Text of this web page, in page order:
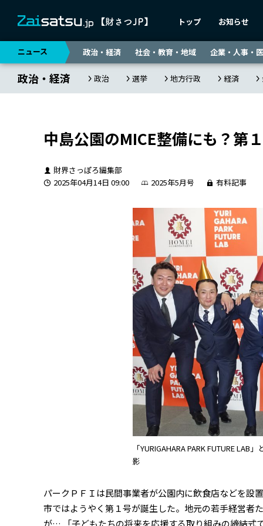
トップ お知らせ
ニュース 政治・経済 社会・教育・地域 企業・人事・
政治・経済 政治 選挙 地方行政 経済
中島公園のMICE整備にも？第
財界さっぽろ編集部
2025年04月14日 09:00
2025年5月号 有料記事
「YURIGAHARA PARK FUTURE
影
パークＰＦＩは民間事業者が公園内に飲食店などを設
市ではようやく第１号が誕生した。地元の若手経営者
が… 「子どもたちの将来を応援する取り組みの締結式